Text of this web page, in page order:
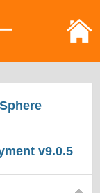
v9.0.5